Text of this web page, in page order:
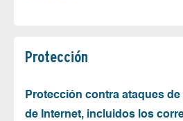
Protección
Protección contra ataques
de Internet, incluidos los